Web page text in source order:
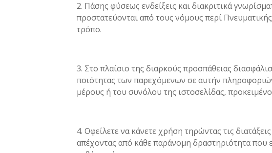
2. Πάσης φύσεως ενδείξεις και διακριτικά
προστατεύονται από τους νόμους περί
τρόπο.
3. Στο πλαίσιο της διαρκούς προσπάθειας
ποιότητας των παρεχόμενων σε αυτήν
μέρους ή του συνόλου της ιστοσελίδας,
4. Οφείλετε να κάνετε χρήση τηρώντας τις
απέχοντας από κάθε παράνομη δραστηριότητα που